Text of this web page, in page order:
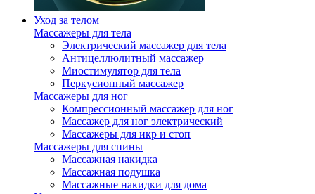
Уход за телом
Массажеры для тела
Электрический массажер для тела
Антицеллюлитный массажер
Миостимулятор для тела
Перкусионный массажер
Массажеры для ног
Компрессионный массажер для ног
Массажер для ног электрический
Массажеры для икр и стоп
Массажеры для спины
Массажная накидка
Массажная подушка
Массажные накидки для дома